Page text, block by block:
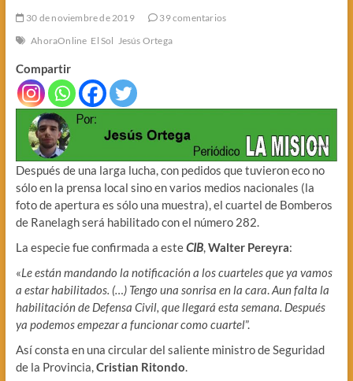
30 de noviembre de 2019
39 comentarios
AhoraOnline El Sol Jesús Ortega
Compartir
Después de una larga lucha, con pedidos que tuvieron eco no
sólo en la prensa local sino en varios medios nacionales (la
foto de apertura es sólo una muestra), el cuartel de Bomberos
de Ranelagh será habilitado con el número 282.
La especie fue confirmada a esteCIB,Walter Pereyra:
«Le están mandando la notificación a los cuarteles que ya vamos
a estar habilitados. (…) Tengo una sonrisa en la cara.Aun falta la
habilitación de Defensa Civil, que llegará esta semana. Después
ya podemos empezar a funcionar como cuartel”.
Así consta en una circular del saliente ministro de Seguridad
de la Provincia,Cristian Ritondo.